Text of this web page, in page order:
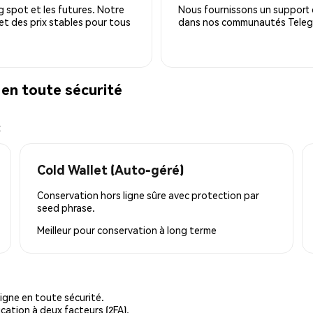
spot et les futures. Notre
des prix stables pour tous
Nous fournissons un
dans nos communautés
toute sécurité
Cold Wallet (Auto-géré)
Conservation hors ligne sûre avec protection par
seed phrase.
Meilleur pourconservation à long terme
en toute sécurité.
à deux facteurs (2FA).